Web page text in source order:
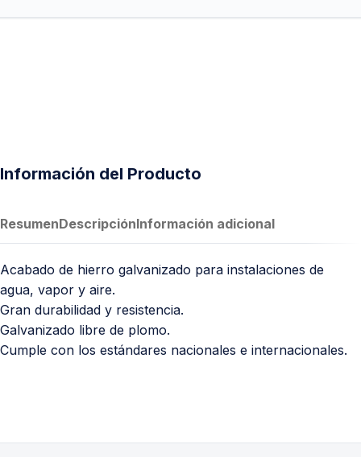
Información del Producto
ResumenDescripciónInformación adicional
Acabado de hierro galvanizado para instalaciones de
agua, vapor y aire.
Gran durabilidad y resistencia.
Galvanizado libre de plomo.
Cumple con los estándares nacionales e internacionales.